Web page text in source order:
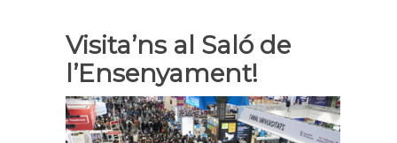
Visita’ns al Saló de
l’Ensenyament!